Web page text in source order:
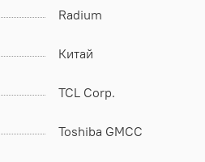
Radium
Китай
TCL Corp.
Toshiba GMCC